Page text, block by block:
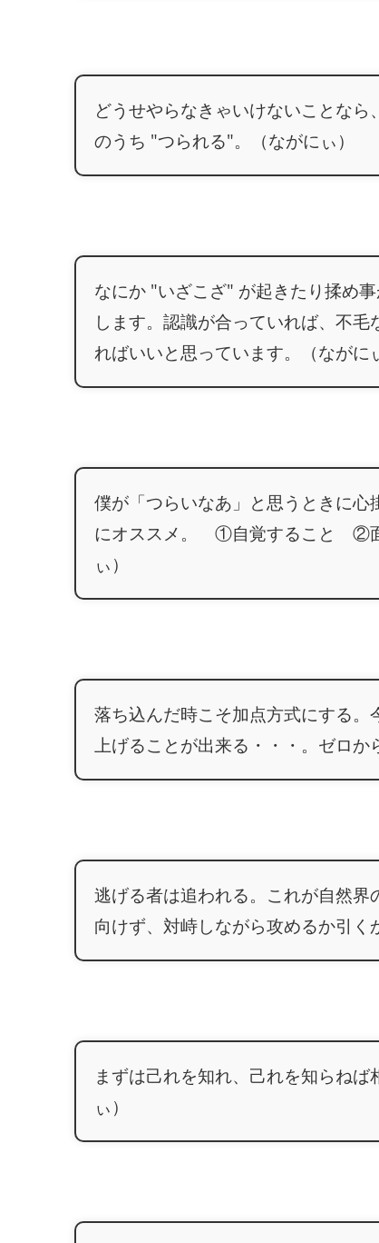
どうせやらなきゃいけないことな
のうち "つられる"。（ながにぃ）
なにか "いざこざ" が起きたり揉め
します。認識が合っていれば、不
ればいいと思っています。（ながに
僕が「つらいなあ」と思うときに
にオススメ。 ①自覚すること ②
ぃ）
落ち込んだ時こそ加点方式にする
上げることが出来る・・・。ゼロか
逃げる者は追われる。これが自然
向けず、対峙しながら攻めるか引く
まずは己れを知れ、己れを知らね
ぃ）